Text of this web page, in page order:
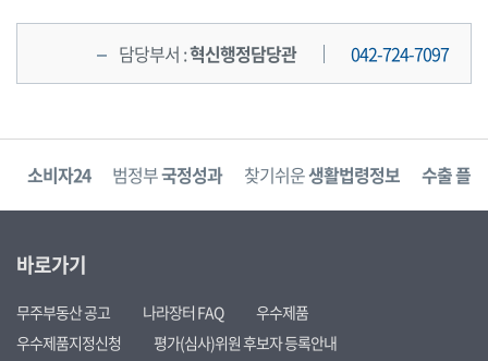
담당부서 :혁신행정담당관 042-724-7097
소비자24 범정부국정성과 찾기쉬운생활법령정보 수출 플
바로가기
무주부동산 공고 나라장터 FAQ
우수제품
우수제품지정신청
평가(심사)위원 후보자 등록안내